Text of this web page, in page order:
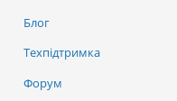
Блог
Техпідтримка
Форум